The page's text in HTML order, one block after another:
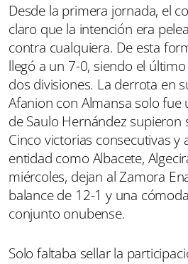
Desde la primera jornada, el
claro que la intención era
contra cualquiera. De esta
llegó a un 7-0, siendo el
dos divisiones. La derrota en
Afanion con Almansa solo fue
de Saulo Hernández supieron
Cinco victorias consecutivas y
entidad como Albacete,
miércoles, dejan al Zamora
balance de 12-1 y una
conjunto onubense.
Solo faltaba sellar la